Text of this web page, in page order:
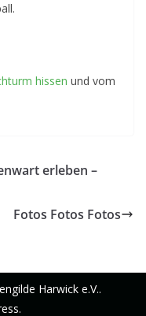
hissen und vom
erleben –
Fotos Fotos Fotos
Harwick e.V..
.